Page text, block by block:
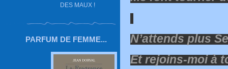
DES MAUX !
PARFUM DE FEMME...
N’attends plus
Et rejoins-moi à